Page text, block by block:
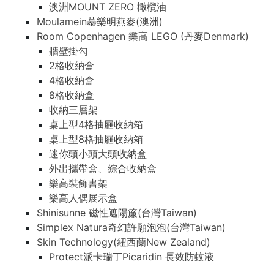
澳洲MOUNT ZERO 橄欖油
Moulamein慕樂明燕麥(澳洲)
Room Copenhagen 樂高 LEGO (丹麥Denmark)
牆壁掛勾
2格收納盒
4格收納盒
8格收納盒
收納三層架
桌上型4格抽屜收納箱
桌上型8格抽屜收納箱
迷你頭小頭大頭收納盒
外出攜帶盒、綜合收納盒
樂高裝飾書架
樂高人偶展示盒
Shinisunne 磁性遮陽簾(台灣Taiwan)
Simplex Natura奇幻許願泡泡(台灣Taiwan)
Skin Technology(紐西蘭New Zealand)
Protect派卡瑞丁Picaridin 長效防蚊液